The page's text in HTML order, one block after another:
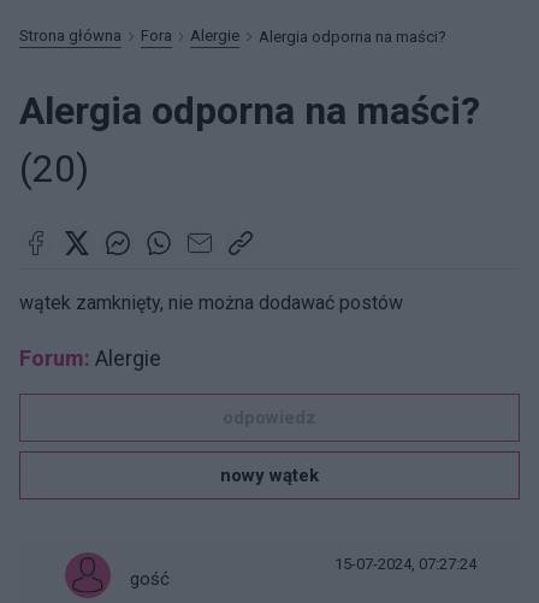
Strona główna Fora Alergie Alergia odporna na maści?
Alergia odporna na maści?
(20)
wątek zamknięty, nie można dodawać postów
Forum: Alergie
nowy wątek
gość
15-07-2024, 07:27:24